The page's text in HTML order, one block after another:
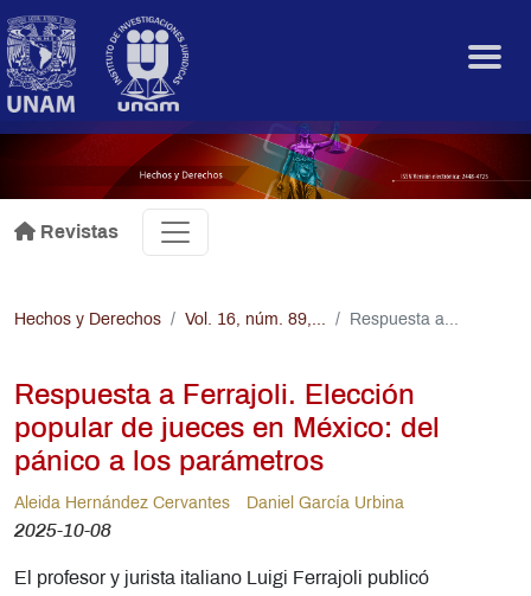
.
Revistas
Hechos y Derechos Vol. 16, núm. 89,... Respuesta a...
Respuesta a Ferrajoli. Elección
popular de jueces en México: del
pánico a los parámetros
Aleida Hernández Cervantes Daniel García Urbina
2025-10-08
El profesor y jurista italiano Luigi Ferrajoli publicó